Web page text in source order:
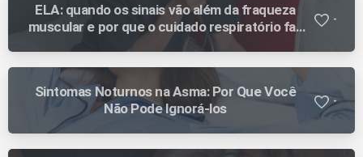
ELA: quando os sinais vão além da fraqueza
muscular e por que o cuidado respiratório faz
diferença ao longo da evolução
-
Sintomas Noturnos na Asma: Por Que Você
Não Pode Ignorá-los
-